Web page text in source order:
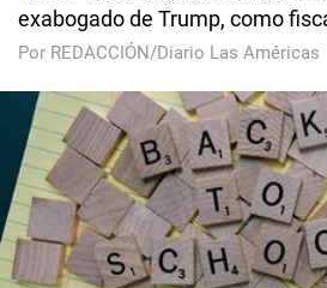
exabogado de Trump, como
Por REDACCIÓN/Diario Las Américas